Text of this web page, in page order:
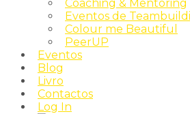
Coaching & Mentoring
Eventos de
Colour me Beautiful
PeerUP
Eventos
Blog
Livro
Contactos
Log In